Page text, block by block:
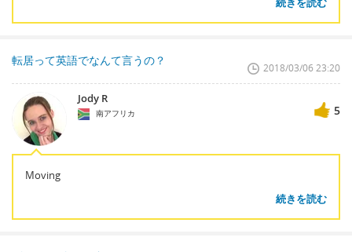
転居って英語でなんて言うの？
2018/03/06 23:20
Jody R
南アフリカ 5
Moving
続きを読む